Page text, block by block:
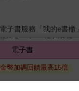
子書服務「我的e書櫃
商Readmoo進行兌換
金石堂所購買的電子書
讀，無法以其他閱讀
電子書
幣加碼回饋最高15倍